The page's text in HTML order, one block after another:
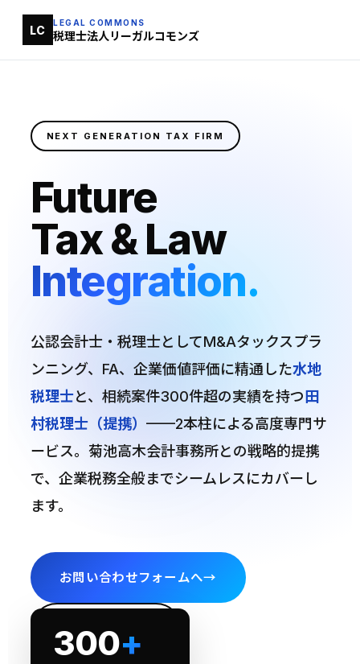
LC
LEGAL COMMONS
税理士法人リーガルコモンズ
NEXT GENERATION TAX FIRM
Future
Tax & Law
Integration.
公認会計士・税理士としてM&Aタックスプラ
ンニング、FA、企業価値評価に精通した水地
税理士と、相続案件300件超の実績を持つ 田
村税理士（提携） ——2本柱による高度専門サ
ービス。菊池高木会計事務所との戦略的提携
で、企業税務全般までシームレスにカバーし
ます。
お問い合わせフォームへ→
サービスを見る
300+